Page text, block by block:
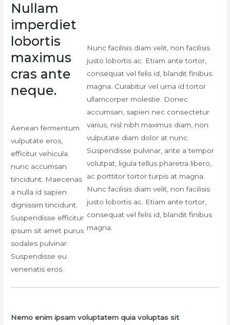
Nullam
imperdiet
lobortis
maximus
cras ante
neque.
Aenean fermentum
vulputate eros,
efficitur vehicula
nunc accumsan
tincidunt. Maecenas
a nulla id sapien
dignissim tincidunt.
Suspendisse efficitur
ipsum sit amet purus
sodales pulvinar.
Suspendisse eu
venenatis eros.
Nunc facilisis diam velit, non facilisis
justo lobortis ac. Etiam ante tortor,
consequat vel felis id, blandit finibus
magna. Curabitur vel urna id tortor
ullamcorper molestie. Donec
accumsan, sapien nec consectetur
varius, nisl nibh maximus diam, non
vulputate diam dolor at nunc.
Suspendisse pulvinar, ante a tempor
volutpat, ligula tellus pharetra libero,
ac porttitor tortor turpis at magna.
Nunc facilisis diam velit, non facilisis
justo lobortis ac. Etiam ante tortor,
consequat vel felis id, blandit finibus
magna.
Nemo enim ipsam voluptatem quia voluptas sit